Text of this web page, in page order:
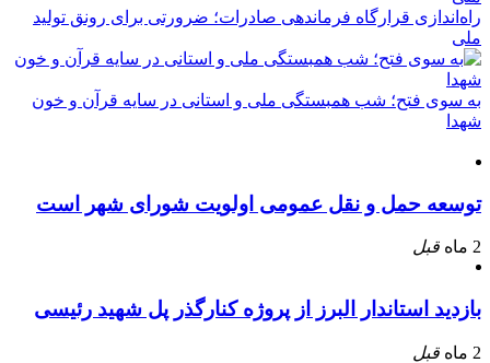
راه‌اندازی قرارگاه فرماندهی صادرات؛ ضرورتی برای رونق تولید
ملی
به سوی فتح؛ شب همبستگی ملی و استانی در سایه قرآن و خون
شهدا
توسعه حمل و نقل عمومی اولویت شورای شهر است
2 ماه قبل
بازدید استاندار البرز از پروژه کنارگذر پل شهید رئیسی
2 ماه قبل